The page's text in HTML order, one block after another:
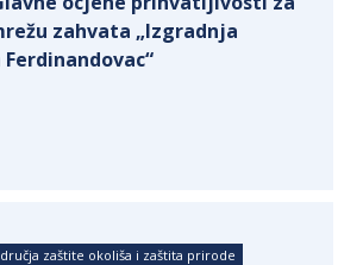
zahvata „Izgradnja
zaštite okoliša i zaštita prirode